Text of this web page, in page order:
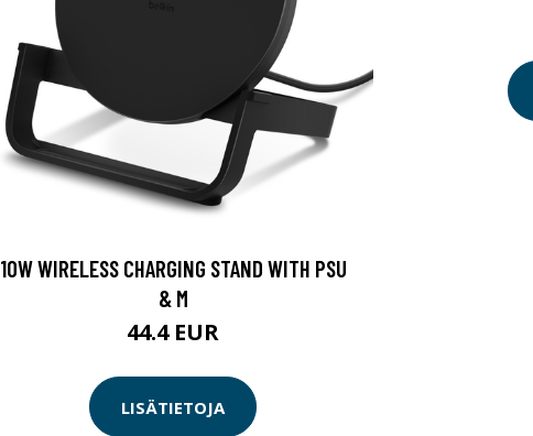
10W WIRELESS CHARGING STAND WITH PSU
& M
44.4 EUR
LISÄTIETOJA